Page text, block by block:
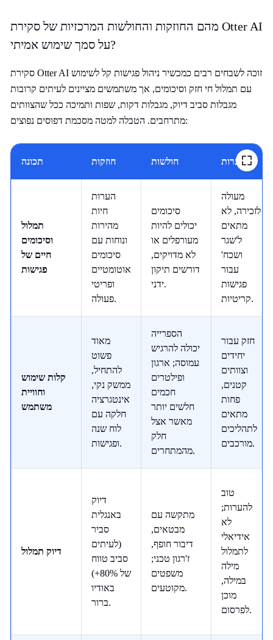
מהם החוזקות והחולשות המרכזיות של סקירת Otter AI
על סמך שימוש אמיתי?
סקירת Otter AI זוכה לשבחים רבים כמכשיר ניהול פגישות קל לשימוש
עם תמלול חי חזק וסיכומים, אך משתמשים מציינים לעיתים קרובות
מגבלות סביב דיוק, מגבלות דקות, שפות ותמיכה ככל שהצוותים
מתרחבים. הטבלה למטה מסכמת דפוסים נפוצים:
תכונה חוזקות חולשות הערות
תמלול
וסיכומים
חיים של
פגישות
הערות
חיות
מהירות
ונוחות עם
סיכומים
אוטומטיים
ופריטי
פעולה.
סיכומים
יכולים להיות
מעורפלים או
לא מדויקים,
דורשים תיקון
ידני.
מעולה
לזכירה, לא
מתאים
ל'שגר
ושכח'
עבור
פגישות
קריטיות.
קלות שימוש
וחוויית
משתמש
מאוד
פשוט
להתחיל,
ממשק נקי,
אינטגרציה
חלקה עם
לוח שנה
ופגישות.
הספרייה
יכולה להרגיש
עמוסה; ארגון
ופילטרים
חכמים
חלשים יותר
מאשר אצל
חלק
מהמתחרים.
חזק עבור
יחידים
וצוותים
קטנים,
פחות
מתאים
לתהליכים
מורכבים.
דיוק תמלול
דיוק
באנגלית
סביר
(לעיתים
סביב טווח
של 80%+)
באודיו
ברור.
מתקשה עם
מבטאים,
דיבור חופף,
ז'רגון טכני;
משפטים
מקוטעים.
טוב
להערות;
לא
אידיאלי
לתמלול
מילה
במילה,
מוכן
לפרסום.